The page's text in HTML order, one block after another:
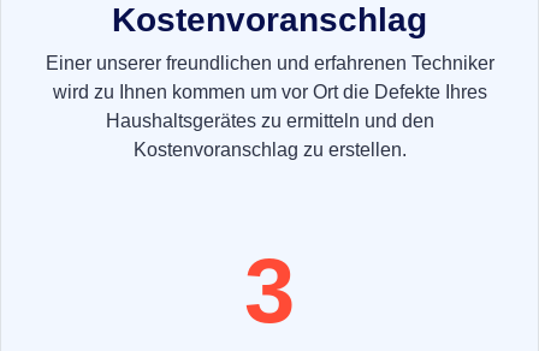
Kostenvoranschlag
Einer unserer freundlichen und erfahrenen Techniker
wird zu Ihnen kommen um vor Ort die Defekte Ihres
Haushaltsgerätes zu ermitteln und den
Kostenvoranschlag zu erstellen.
3